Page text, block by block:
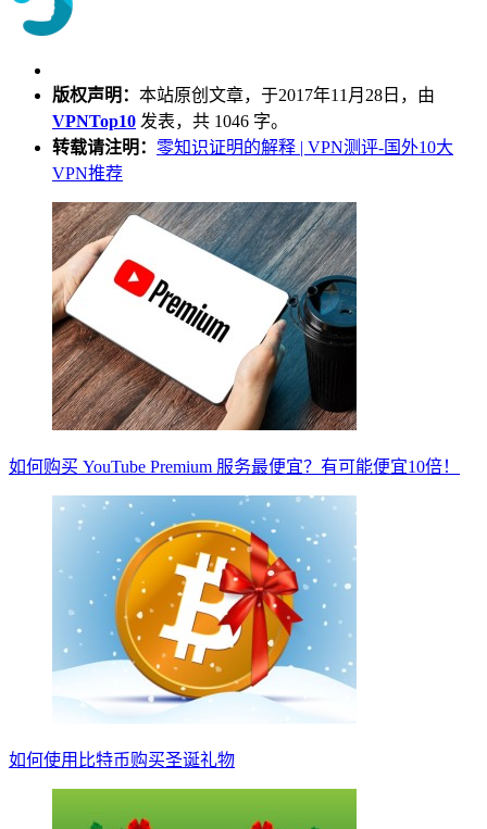
版权声明： 本站原创文章，于2017年11月28日，由
VPNTop10 发表，共 1046 字。
转载请注明： 零知识证明的解释 | VPN测评-国外10大
VPN推荐
如何购买 YouTube Premium 服务最便宜？有可能便宜10倍！
如何使用比特币购买圣诞礼物